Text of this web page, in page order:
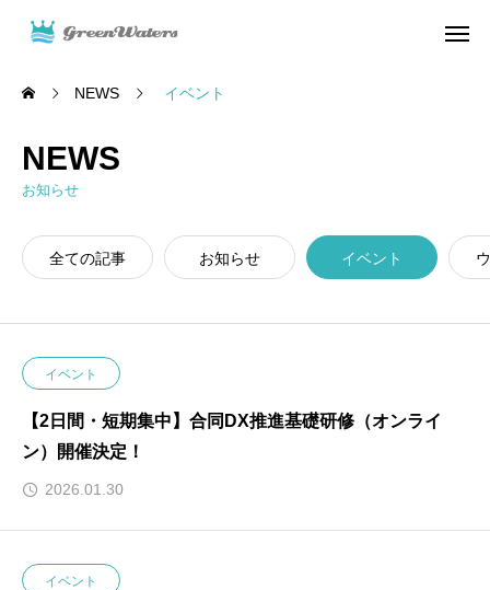
NEWS イベント
NEWS
お知らせ
全ての記事 お知らせ イベント
イベント
【2日間・短期集中】合同DX推進基礎研修（オンライ
ン）開催決定！
2026.01.30
イベント